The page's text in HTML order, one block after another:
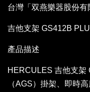
台灣「双燕樂器股份有
吉他支架 GS412B
產品描述
HERCULES 吉他支架
（AGS）掛架、即時